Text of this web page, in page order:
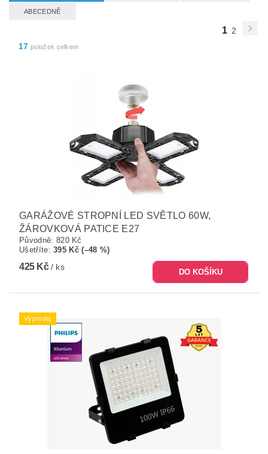
ABECEDNĚ
1 2
17 položek celkem
GARÁŽOVÉ STROPNÍ LED SVĚTLO 60W,
ŽÁROVKOVÁ PATICE E27
Původně: 820 Kč
Ušetříte:395 Kč (–48 %)
425 Kč/ ks
Výprodej